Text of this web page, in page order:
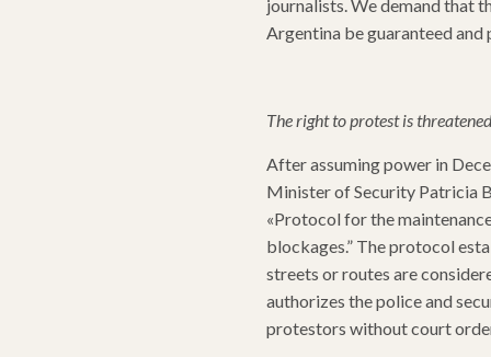
journalists. We demand that
Argentina be guaranteed
The right to protest is threatened
After assuming power in
Minister of Security Patricia
«Protocol for the
blockages.” The protocol
streets or routes are
authorizes the police and
protestors without court